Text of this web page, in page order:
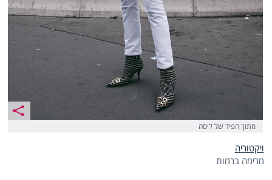
מתוך הפיד של ליסה
ויקטוריה
מרימה ברמות